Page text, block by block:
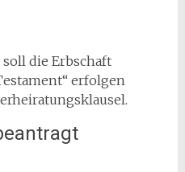
die Erbschaft
erfolgen